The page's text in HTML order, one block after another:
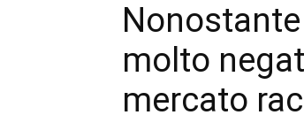
molto
mercato